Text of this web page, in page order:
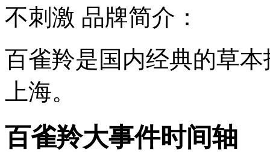
不刺激 品牌简介：
百雀羚是国内经典的草
上海。
百雀羚大事件时间轴